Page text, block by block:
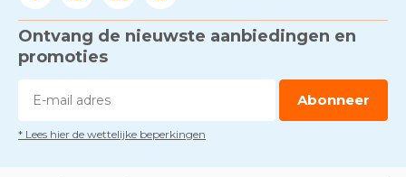
Voorkom brand met
rookmelders, hittemelders en
DoorMarco van Arbowinkel.nl
Dag van de BHV - Als elke
Ontvang de nieuwste aanbiedingen en
promoties
Abonneer
* Lees hier de wettelijke beperkingen